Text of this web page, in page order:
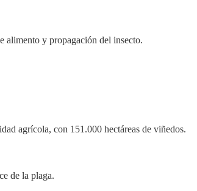
alimento y propagación del insecto.
agrícola, con 151.000 hectáreas de viñedos.
de la plaga.